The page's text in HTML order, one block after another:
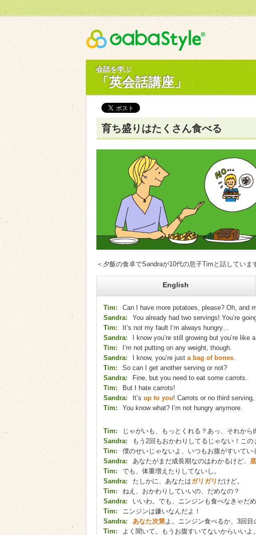
Gaba Style 無料
会話を学ぶ
「英会話講座」
育ち盛りはたくさん食べる
＜夕飯の食卓でSandraが10代の息子Timと話していま
English
Tim:
Can I have more potatoes, please? Oh, and
Sandra:
You already had two servings! You’re
Tim:
It’s not my fault I’m always hungry…
Sandra:
I know you’re still growing but you’re like a
Tim:
I’m not putting on any weight, though.
Sandra:
I know, you’re just a bag of bones.
Tim:
So can I get another serving or not?
Sandra:
Fine, but you need to eat some carrots.
Tim:
But I hate carrots!
Sandra:
It’s up to you! Carrots or no third
Tim:
You know what? I’m not hungry anymore.
Tim:
じゃがいも、もっとくれる？あっ、それから
Sandra:
もう2回もおかわりしてるじゃない！こ
Tim:
僕のせいじゃないよ、いつもお腹がすいて
Sandra:
あなたがまだ成長期なのはわかるけど、
Tim:
でも、体重増えたりしてないし。
Sandra:
たしかに、あなたはガリガリ だけど。
Tim:
ねえ、おかわりしていいの、だめなの？
Sandra:
いいわ。でも、ニンジンも食べなきゃだめ
Tim:
ニンジンは嫌いなんだよ！
Sandra:
あなた次第よ。ニンジン食べるか、3回
Tim:
よく聞いて。もうお腹すいてないからいいよ。